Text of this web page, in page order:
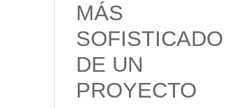
MÁS
SOFISTICADO
DE UN
PROYECTO